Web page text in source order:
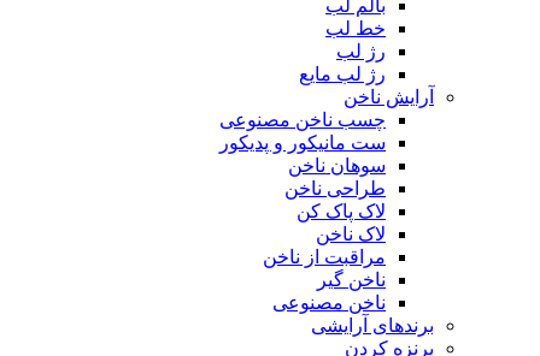
بالم لب
خط لب
رژ لب
رژ لب مایع
آرایش ناخن
چسب ناخن مصنوعی
ست مانیکور و پدیکور
سوهان ناخن
طراحی ناخن
لاک پاک کن
لاک ناخن
مراقبت از ناخن
ناخن گیر
ناخن مصنوعی
برندهای آرایشی
برنزه کردن